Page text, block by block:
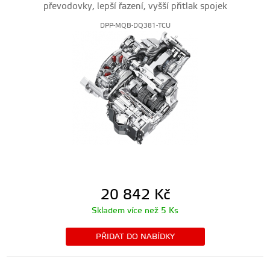
převodovky, lepší řazení, vyšší přitlak spojek
DPP-MQB-DQ381-TCU
20 842 Kč
Skladem více než 5 Ks
PŘIDAT DO NABÍDKY